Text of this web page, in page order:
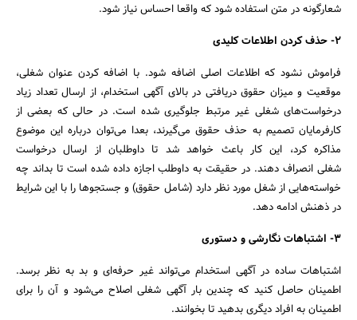
شعارگونه در متن استفاده شود که واقعا احساس نیاز شود.
2- حذف کردن اطلاعات کلیدی
فراموش نشود که اطلاعات اصلی اضافه شود. با اضافه کردن عنوان شغلی،
موقعیت و میزان حقوق دریافتی در بالای آگهی استخدام، از ارسال تعداد زیاد
درخواست‌های شغلی غیر مرتبط جلوگیری شده است. در حالی که بعضی از
کارفرمایان تصمیم به حذف حقوق می‌گیرند، بعدا می‌توان درباره این موضوع
مذاکره کرد، این کار باعث خواهد شد تا داوطلبان از ارسال درخواست
شغلی انصراف دهند. در حقیقت به داوطلب اجازه داده شده است تا بداند چه
خواسته‌هایی از شغل مورد نظر دارد (شامل حقوق) و جستجوها را با این شرایط
در ذهنش ادامه دهد.
3- اشتباهات نگارشی و دستوری
اشتباهات ساده در آگهی استخدام می‌تواند غیر حرفه‌ای و بد به نظر برسد.
اطمینان حاصل کنید که چندین بار آگهی شغلی اصلاح می‌شود و آن را برای
اطمینان به افراد دیگری بدهید تا بخوانند.